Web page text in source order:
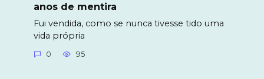
anos de mentira
Fui vendida, como se nunca tivesse tido uma
vida própria
0 95